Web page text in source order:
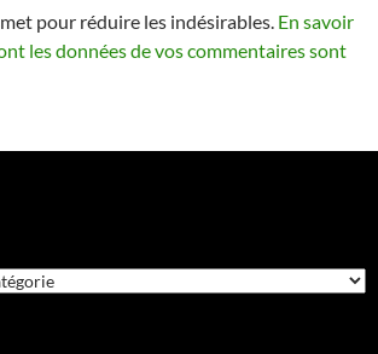
pour réduire les indésirables. En savoir
les données de vos commentaires sont